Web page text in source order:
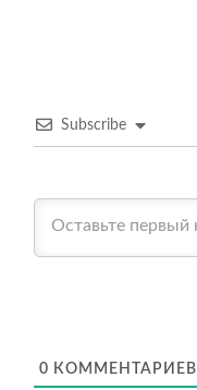
Subscribe
0 КОММЕНТАРИЕВ